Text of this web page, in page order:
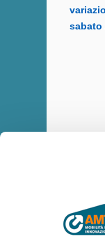
sabato
Copyright
Sede
Codice